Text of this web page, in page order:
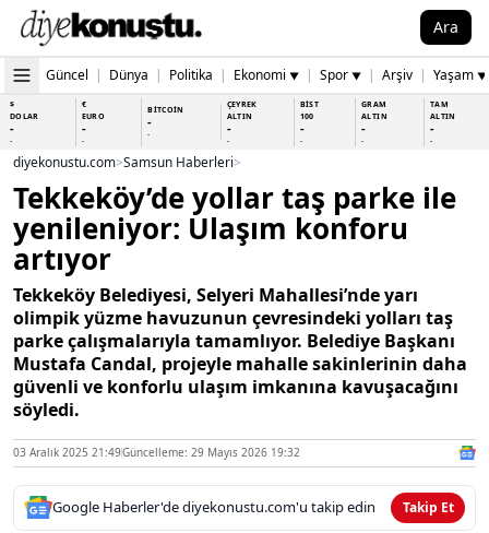
Ara
Güncel | Dünya | Politika | Ekonomi ▼ | Spor ▼ | Arşiv | Yaşam ▼
$
DOLAR
-
-
€
EURO
-
-
BİTCOİN
-
-
ÇEYREK
ALTIN
-
-
BİST
100
-
-
GRAM
ALTIN
-
-
TAM
ALTIN
-
-
diyekonustu.com>Samsun Haberleri>
Tekkeköy’de yollar taş parke ile
yenileniyor: Ulaşım konforu
artıyor
Tekkeköy Belediyesi, Selyeri Mahallesi’nde yarı
olimpik yüzme havuzunun çevresindeki yolları taş
parke çalışmalarıyla tamamlıyor. Belediye Başkanı
Mustafa Candal, projeyle mahalle sakinlerinin daha
güvenli ve konforlu ulaşım imkanına kavuşacağını
söyledi.
03 Aralık 2025 21:49Güncelleme: 29 Mayıs 2026 19:32
Google Haberler'de diyekonustu.com'u takip edin Takip Et